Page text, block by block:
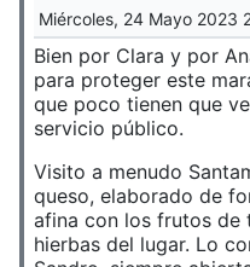
Miércoles, 24 Mayo 2023
Bien por Clara y por
para proteger este
que poco tienen que
servicio público.
Visito a menudo
queso, elaborado de
afina con los frutos de
hierbas del lugar. Lo